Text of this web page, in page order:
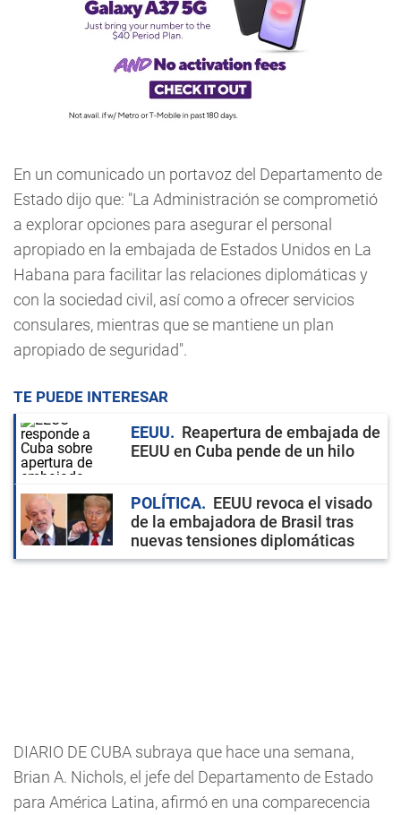
En un comunicado un portavoz del Departamento de
Estado dijo que: "La Administración se comprometió
a explorar opciones para asegurar el personal
apropiado en la embajada de Estados Unidos en La
Habana para facilitar las relaciones diplomáticas y
con la sociedad civil, así como a ofrecer servicios
consulares, mientras que se mantiene un plan
apropiado de seguridad".
TE PUEDE INTERESAR
EEUU
Reapertura de embajada de
EEUU en Cuba pende de un hilo
POLÍTICA
EEUU revoca el visado
de la embajadora de Brasil tras
nuevas tensiones diplomáticas
DIARIO DE CUBA subraya que hace una semana,
Brian A. Nichols, el jefe del Departamento de Estado
para América Latina, afirmó en una comparecencia